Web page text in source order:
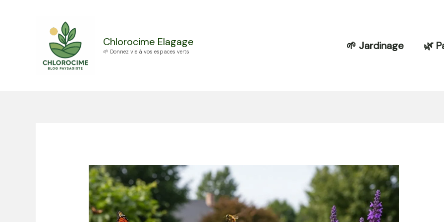
Chlorocime Elagage
🌱 Donnez vie à vos espaces verts 🌱 Jardinage 🌿